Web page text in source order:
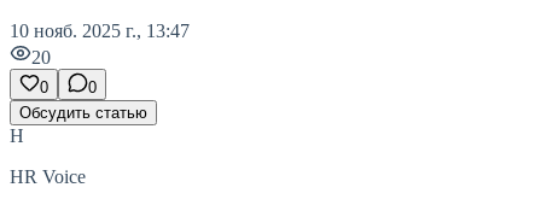
10 нояб. 2025 г., 13:47
20
0
0
Обсудить статью
H
HR Voice